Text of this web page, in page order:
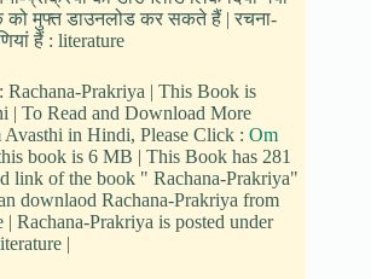
मुफ्त डाउनलोड कर सकते हैं | रचना-
हैं : literature
Rachana-Prakriya | This Book is
| To Read and Download More
in Hindi, Please Click : Om
book is 6 MB | This Book has 281
link of the book " Rachana-Prakriya"
downlaod Rachana-Prakriya from
Rachana-Prakriya is posted under
|